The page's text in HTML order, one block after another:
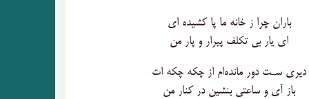
باران چرا ز خانه ما پا کشیده ای
ای یار بی تکلف پیرار و پار من
دیری سـت دور مانده‌ام از چکه چکه ات
باز آی و ساعتی بنشین در کنار من